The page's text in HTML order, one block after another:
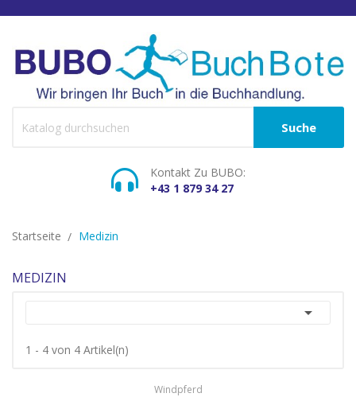
Suche
Kontakt Zu BUBO:
+43 1 879 34 27
Startseite Medizin
MEDIZIN

1 - 4 von 4 Artikel(n)
Windpferd